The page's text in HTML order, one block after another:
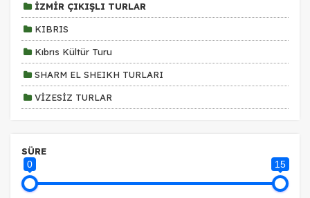
Çerez tercihlerinizi
İZMİR ÇIKIŞLI TURLAR
KIBRIS
Kıbrıs Kültür Turu
SHARM EL SHEIKH TURLARI
VİZESİZ TURLAR
SÜRE
0
15